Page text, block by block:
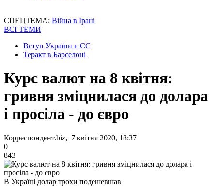
СПЕЦТЕМА: Війна в Ірані
ВСІ ТЕМИ
Вступ України в ЄС
Теракт в Барселоні
Курс валют на 8 квітня:
гривня зміцнилася до долара
і просіла - до євро
Корреспондент.biz, 7 квітня 2020, 18:37
0
843
В Україні долар трохи подешевшав